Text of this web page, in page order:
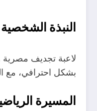
النبذة الشخصية
لاعبة تجديف مصرية
بشكل احترافي، مع
المسيرة